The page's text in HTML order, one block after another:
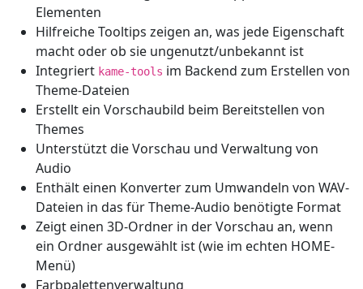
Elementen
Hilfreiche Tooltips zeigen an, was jede Eigenschaft
macht oder ob sie ungenutzt/unbekannt ist
Integriert kame-tools im Backend zum Erstellen von
Theme-Dateien
Erstellt ein Vorschaubild beim Bereitstellen von
Themes
Unterstützt die Vorschau und Verwaltung von
Audio
Enthält einen Konverter zum Umwandeln von WAV-
Dateien in das für Theme-Audio benötigte Format
Zeigt einen 3D-Ordner in der Vorschau an, wenn
ein Ordner ausgewählt ist (wie im echten HOME-
Menü)
Farbpalettenverwaltung